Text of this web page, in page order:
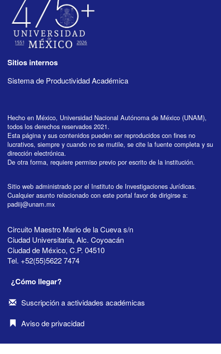
Sitios internos
Sistema de Productividad Académica
Hecho en México, Universidad Nacional Autónoma de México (UNAM),
todos los derechos reservados 2021.
Esta página y sus contenidos pueden ser reproducidos con fines no
lucrativos, siempre y cuando no se mutile, se cite la fuente completa y su
dirección electrónica.
De otra forma, requiere permiso previo por escrito de la institución.
Sitio web administrado por el Instituto de Investigaciones Jurídicas.
Cualquier asunto relacionado con este portal favor de dirigirse a:
padiij@unam.mx
Circuito Maestro Mario de la Cueva s/n
Ciudad Universitaria, Alc. Coyoacán
Ciudad de México, C.P. 04510
Tel. +52(55)5622 7474
¿Cómo llegar?
Suscripción a actividades académicas
Aviso de privacidad